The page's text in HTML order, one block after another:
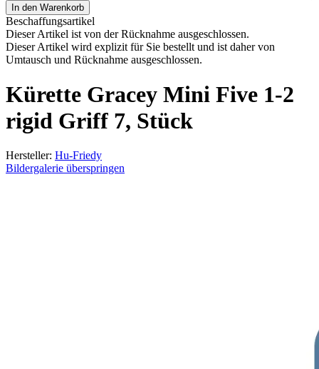
In den Warenkorb
Beschaffungsartikel
Dieser Artikel ist von der Rücknahme ausgeschlossen.
Dieser Artikel wird explizit für Sie bestellt und ist daher von
Umtausch und Rücknahme ausgeschlossen.
Kürette Gracey Mini Five 1-2
rigid Griff 7, Stück
Hersteller: Hu-Friedy
Bildergalerie überspringen